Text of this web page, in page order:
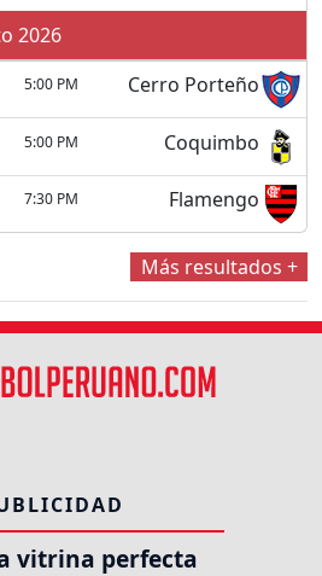
2026
5:00 PM Cerro Porteño
5:00 PM Coquimbo
7:30 PM Flamengo
Más resultados +
vitrina perfecta